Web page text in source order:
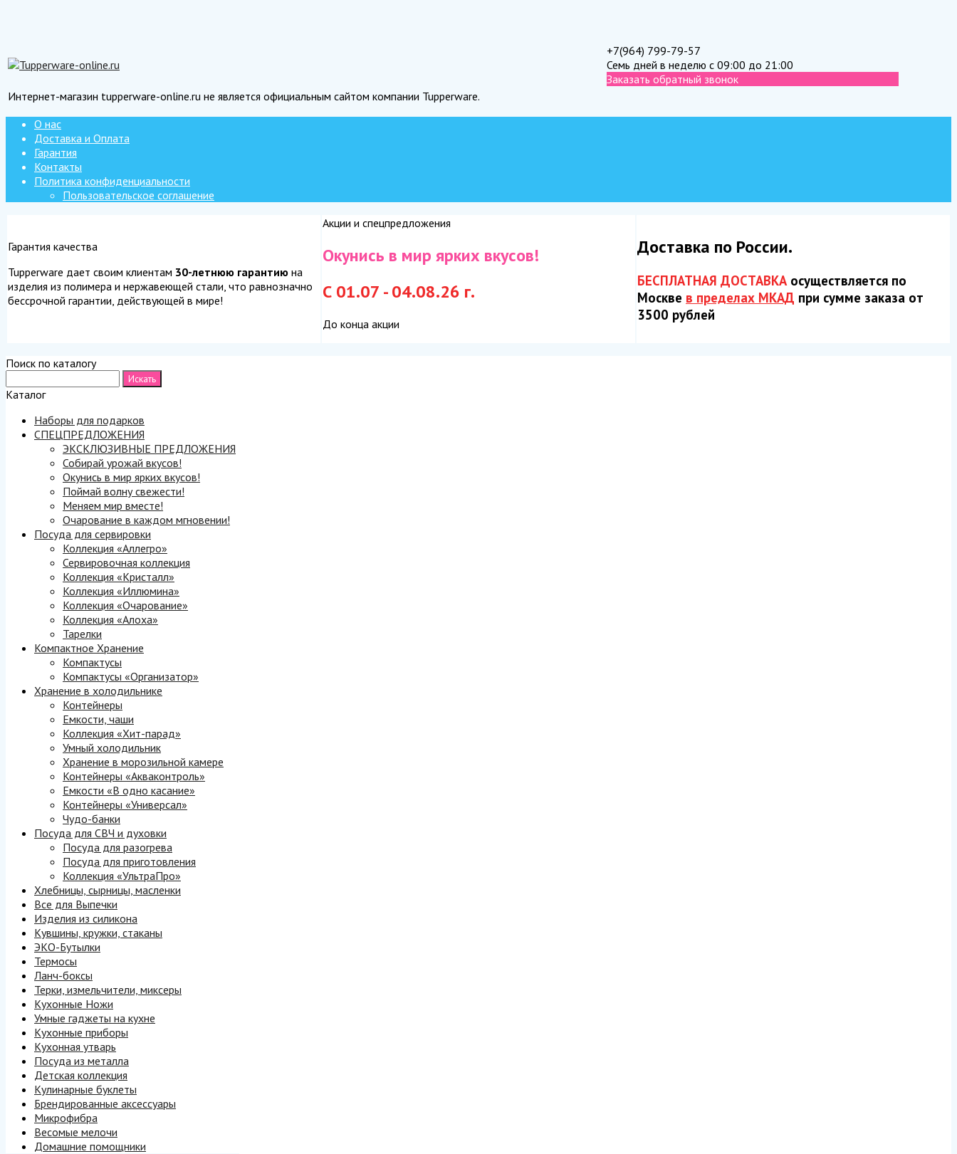
+7(964) 799-79-57
Семь дней в неделю с 09:00 до 21:00
Заказать обратный звонок
Интернет-магазин tupperware-online.ru не является официальным сайтом компании Tupperware.
О нас
Доставка и Оплата
Гарантия
Контакты
Политика конфиденциальности
Пользовательское соглашение
Гарантия качества
Tupperware дает своим клиентам 30-летнюю гарантию на
изделия из полимера и нержавеющей стали, что равнозначно
бессрочной гарантии, действующей в мире!
Акции и спецпредложения
Окунись в мир ярких вкусов!
С 01.07 - 04.08.26 г.
До конца акции
Доставка по России.
БЕСПЛАТНАЯ ДОСТАВКАосуществляется по
Москве в пределах МКАД при сумме заказа от
3500 рублей
Поиск по каталогу
Каталог
Наборы для подарков
СПЕЦПРЕДЛОЖЕНИЯ
ЭКСКЛЮЗИВНЫЕ ПРЕДЛОЖЕНИЯ
Собирай урожай вкусов!
Окунись в мир ярких вкусов!
Поймай волну свежести!
Меняем мир вместе!
Очарование в каждом мгновении!
Посуда для сервировки
Коллекция «Аллегро»
Сервировочная коллекция
Коллекция «Кристалл»
Коллекция «Иллюмина»
Коллекция «Очарование»
Коллекция «Алоха»
Тарелки
Компактное Хранение
Компактусы
Компактусы «Организатор»
Хранение в холодильнике
Контейнеры
Емкости, чаши
Коллекция «Хит-парад»
Умный холодильник
Хранение в морозильной камере
Контейнеры «Акваконтроль»
Емкости «В одно касание»
Контейнеры «Универсал»
Чудо-банки
Посуда для СВЧ и духовки
Посуда для разогрева
Посуда для приготовления
Коллекция «УльтраПро»
Хлебницы, сырницы, масленки
Все для Выпечки
Изделия из силикона
Кувшины, кружки, стаканы
ЭКО-Бутылки
Термосы
Ланч-боксы
Терки, измельчители, миксеры
Кухонные Ножи
Умные гаджеты на кухне
Кухонные приборы
Кухонная утварь
Посуда из металла
Детская коллекция
Кулинарные буклеты
Брендированные аксессуары
Микрофибра
Весомые мелочи
Домашние помощники